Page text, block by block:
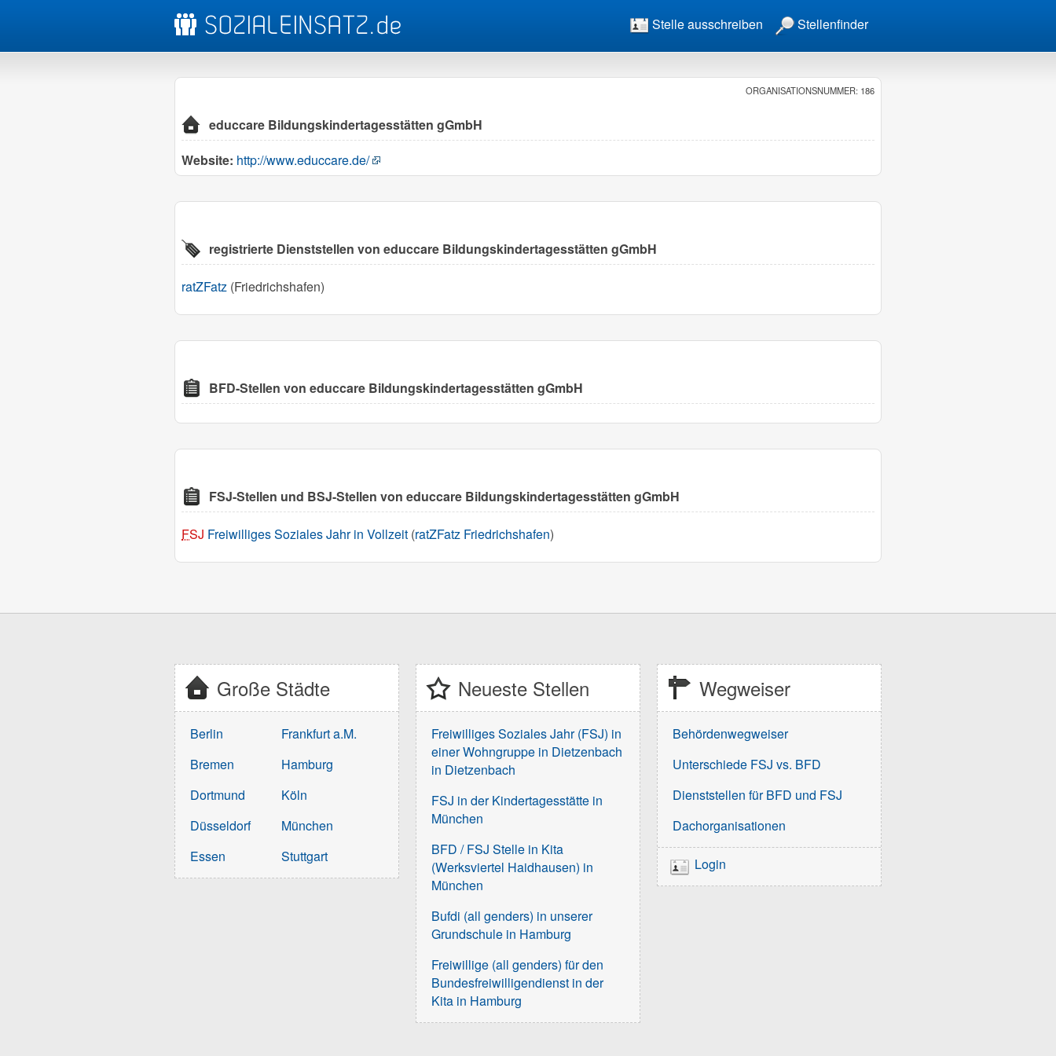
Stelle ausschreiben Stellenfinder
ORGANISATIONSNUMMER: 186
educcare Bildungskindertagesstätten gGmbH
Website: http://www.educcare.de/
registrierte Dienststellen von educcare Bildungskindertagesstätten gGmbH
ratZFatz (Friedrichshafen)
BFD-Stellen von educcare Bildungskindertagesstätten gGmbH
FSJ-Stellen und BSJ-Stellen von educcare Bildungskindertagesstätten gGmbH
FSJ Freiwilliges Soziales Jahr in Vollzeit (ratZFatz Friedrichshafen)
Große Städte
Berlin
Bremen
Dortmund
Düsseldorf
Essen
Frankfurt a.M.
Hamburg
Köln
München
Stuttgart
Neueste Stellen
Freiwilliges Soziales Jahr (FSJ) in
einer Wohngruppe in Dietzenbach
in Dietzenbach
FSJ in der Kindertagesstätte in
München
BFD / FSJ Stelle in Kita
(Werksviertel Haidhausen) in
München
Bufdi (all genders) in unserer
Grundschule in Hamburg
Freiwillige (all genders) für den
Bundesfreiwilligendienst in der
Kita in Hamburg
Wegweiser
Behördenwegweiser
Unterschiede FSJ vs. BFD
Dienststellen für BFD und FSJ
Dachorganisationen
Login